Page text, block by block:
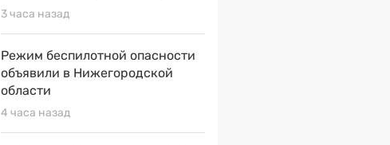
3 часа назад
Режим беспилотной опасности
объявили в Нижегородской
области
4 часа назад